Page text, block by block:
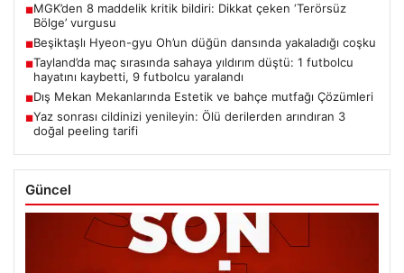
■MGK’den 8 maddelik kritik bildiri: Dikkat çeken ‘Terörsüz
Bölge’ vurgusu
■Beşiktaşlı Hyeon-gyu Oh’un düğün dansında yakaladığı coşku
■Tayland’da maç sırasında sahaya yıldırım düştü: 1 futbolcu
hayatını kaybetti, 9 futbolcu yaralandı
■Dış Mekan Mekanlarında Estetik ve bahçe mutfağı Çözümleri
■Yaz sonrası cildinizi yenileyin: Ölü derilerden arındıran 3
doğal peeling tarifi
Güncel